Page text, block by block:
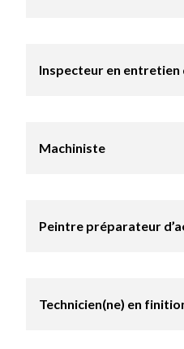
Inspecteur en entretien
Machiniste
Peintre préparateur
Technicien(ne) en